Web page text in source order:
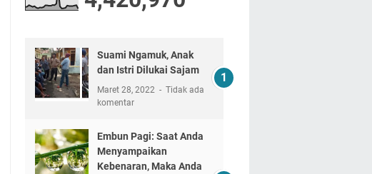
Suami Ngamuk, Anak
dan Istri Dilukai Sajam
Maret 28, 2022
Tidak ada
komentar
Embun Pagi: Saat Anda
Menyampaikan
Kebenaran, Maka Anda